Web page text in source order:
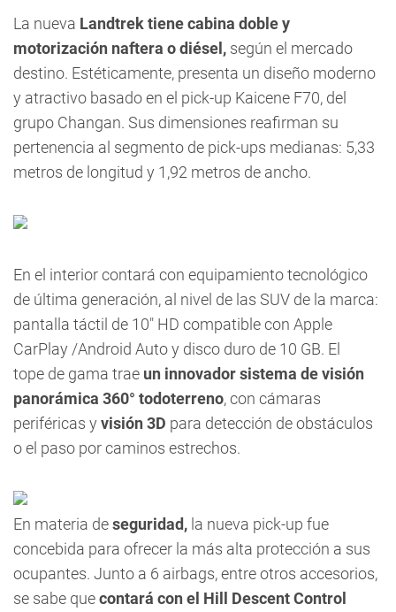
La nueva Landtrek tiene cabina doble y
motorización naftera o diésel, según el mercado
destino. Estéticamente, presenta un diseño moderno
y atractivo basado en el pick-up Kaicene F70, del
grupo Changan. Sus dimensiones reafirman su
pertenencia al segmento de pick-ups medianas: 5,33
metros de longitud y 1,92 metros de ancho.
En el interior contará con equipamiento tecnológico
de última generación, al nivel de las SUV de la marca:
pantalla táctil de 10" HD compatible con Apple
CarPlay /Android Auto y disco duro de 10 GB. El
tope de gama trae un innovador sistema de visión
panorámica 360° todoterreno, con cámaras
periféricas y visión 3D para detección de obstáculos
o el paso por caminos estrechos.
En materia deseguridad, la nueva pick-up fue
concebida para ofrecer la más alta protección a sus
ocupantes. Junto a 6 airbags, entre otros accesorios,
se sabe quecontará con el Hill Descent Control